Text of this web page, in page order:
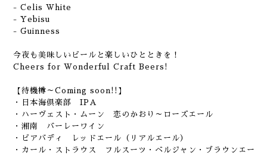
- Celis White
- Yebisu
- Guinness
今夜も美味しいビールと楽しいひとときを！
Cheers for Wonderful Craft Beers!
【待機樽～Coming soon!!】
・日本海倶楽部 IPA
・ハーヴェスト・ムーン 恋のかおり～ローズエール
・湘南 バーレーワイン
・ビアバディ レッドエール（リアルエール）
・カール・ストラウス フルスーツ・ベルジャン・ブラウンエー